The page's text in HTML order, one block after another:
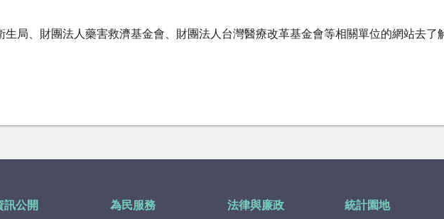
局、財團法人藥害救濟基金會、財團法人台灣醫療改革基金會等相關單位的網站去了
訊公開 為民服務 法律與廉政 統計園地